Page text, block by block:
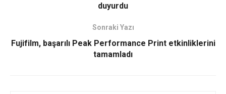
duyurdu
Sonraki Yazı
Fujifilm, başarılı Peak Performance Print etkinliklerini
tamamladı